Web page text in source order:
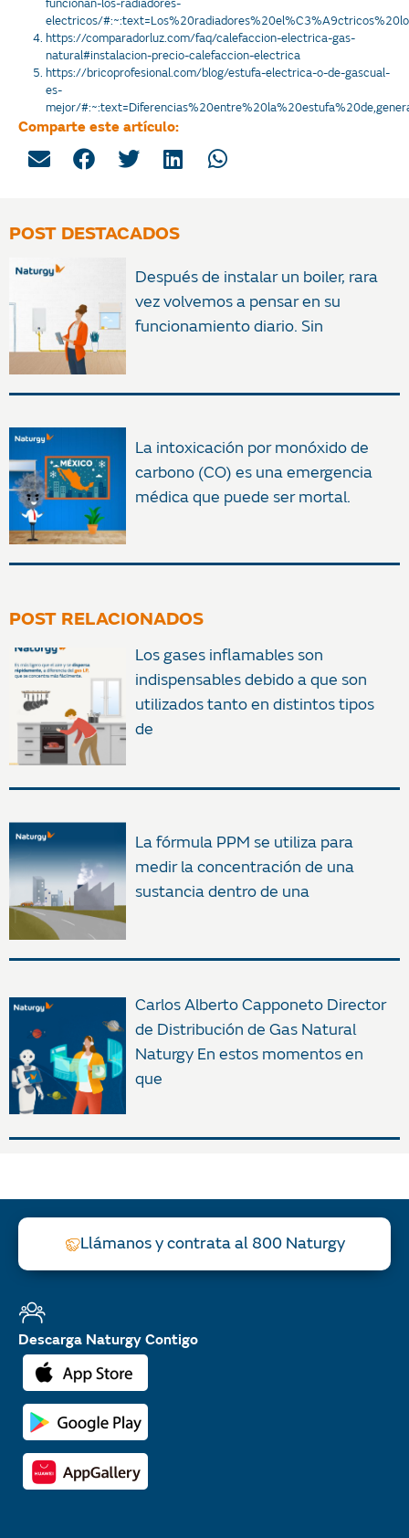
funcionan-los-radiadores-
electricos/
https://comparadorluz.com/faq/calefaccion-electrica-gas-
natural#instalacion-precio-calefaccion-electrica
https://bricoprofesional.com/blog/estufa-electrica-o-de-gascual-
es-
mejor/
Comparte este artículo:
POST DESTACADOS
Después de instalar un boiler, rara
vez volvemos a pensar en su
funcionamiento diario. Sin
La intoxicación por monóxido de
carbono (CO) es una emergencia
médica que puede ser mortal.
POST RELACIONADOS
Los gases inflamables son
indispensables debido a que son
utilizados tanto en distintos tipos
de
La fórmula PPM se utiliza para
medir la concentración de una
sustancia dentro de una
Carlos Alberto Capponeto Director
de Distribución de Gas Natural
Naturgy En estos momentos en
que
Llámanos y contrata al 800 Naturgy
Descarga Naturgy Contigo